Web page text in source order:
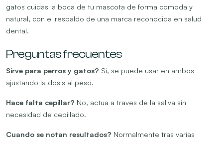
gatos cuidas la boca de tu mascota de forma comoda y
natural, con el respaldo de una marca reconocida en salud
dental.
Preguntas frecuentes
Sirve para perros y gatos? Si, se puede usar en ambos
ajustando la dosis al peso.
Hace falta cepillar? No, actua a traves de la saliva sin
necesidad de cepillado.
Cuando se notan resultados? Normalmente tras varias